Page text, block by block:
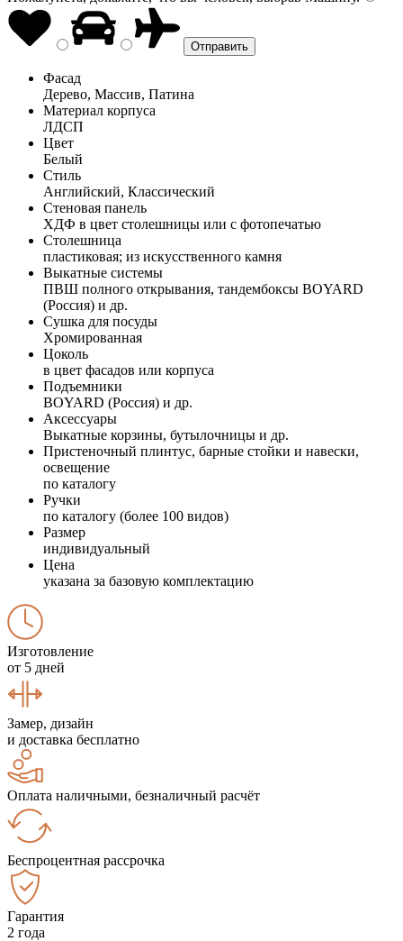
Фасад
Дерево, Массив, Патина
Материал корпуса
ЛДСП
Цвет
Белый
Стиль
Английский, Классический
Стеновая панель
ХДФ в цвет столешницы или с фотопечатью
Столешница
пластиковая; из искусственного камня
Выкатные системы
ПВШ полного открывания, тандембоксы BOYARD
(Россия) и др.
Сушка для посуды
Хромированная
Цоколь
в цвет фасадов или корпуса
Подъемники
BOYARD (Россия) и др.
Аксессуары
Выкатные корзины, бутылочницы и др.
Пристеночный плинтус, барные стойки и навески,
освещение
по каталогу
Ручки
по каталогу (более 100 видов)
Размер
индивидуальный
Цена
указана за базовую комплектацию
Изготовление
от 5 дней
Замер, дизайн
и доставка бесплатно
Оплата наличными, безналичный расчёт
Беспроцентная рассрочка
Гарантия
2 года